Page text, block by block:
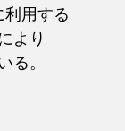
用する
より
る。